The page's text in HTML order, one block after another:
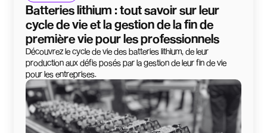
Batteries lithium : tout savoir sur leur
cycle de vie et la gestion de la fin de
première vie pour les professionnels
Découvrez le cycle de vie des batteries lithium, de leur
production aux défis posés par la gestion de leur fin de vie
pour les entreprises.